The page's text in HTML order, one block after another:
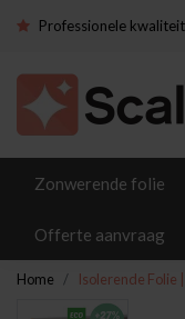
Professionele kwaliteit
Zonwerende folie
Offerte aanvraag
Home Isolerende Folie